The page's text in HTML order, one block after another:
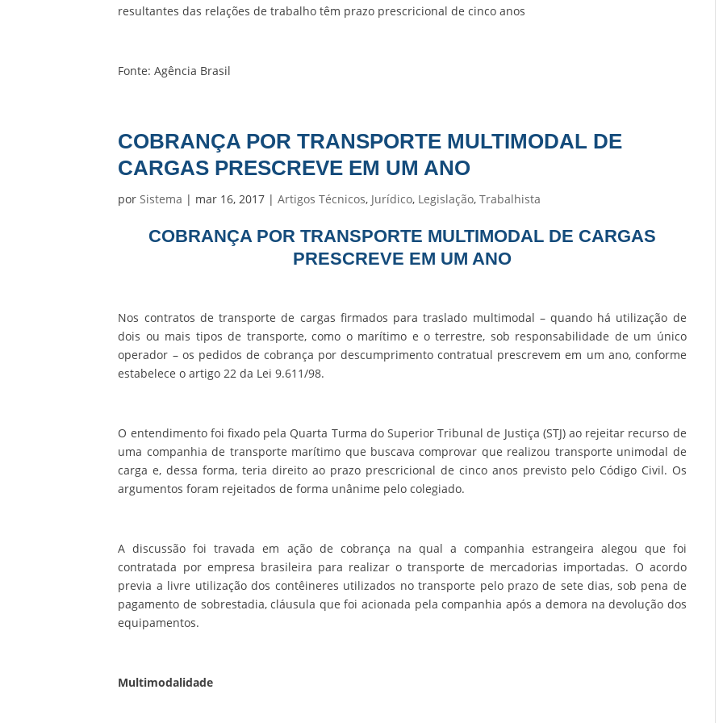
resultantes das relações de trabalho têm prazo prescricional de cinco anos
Fonte: Agência Brasil
COBRANÇA POR TRANSPORTE MULTIMODAL DE
CARGAS PRESCREVE EM UM ANO
por Sistema | mar 16, 2017 |Artigos Técnicos, Jurídico, Legislação,Trabalhista
COBRANÇA POR TRANSPORTE MULTIMODAL DE CARGAS
PRESCREVE EM UM ANO
Nos contratos de transporte de cargas firmados para traslado multimodal – quando há utilização de
dois ou mais tipos de transporte, como o marítimo e o terrestre, sob responsabilidade de um único
operador – os pedidos de cobrança por descumprimento contratual prescrevem em um ano, conforme
estabelece o artigo 22 da Lei 9.611/98.
O entendimento foi fixado pela Quarta Turma do Superior Tribunal de Justiça (STJ) ao rejeitar recurso de
uma companhia de transporte marítimo que buscava comprovar que realizou transporte unimodal de
carga e, dessa forma, teria direito ao prazo prescricional de cinco anos previsto pelo Código Civil. Os
argumentos foram rejeitados de forma unânime pelo colegiado.
A discussão foi travada em ação de cobrança na qual a companhia estrangeira alegou que foi
contratada por empresa brasileira para realizar o transporte de mercadorias importadas. O acordo
previa a livre utilização dos contêineres utilizados no transporte pelo prazo de sete dias, sob pena de
pagamento de sobrestadia, cláusula que foi acionada pela companhia após a demora na devolução dos
equipamentos.
Multimodalidade